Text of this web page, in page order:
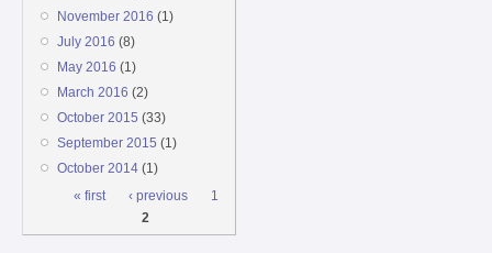
November 2016 (1)
July 2016 (8)
May 2016 (1)
March 2016 (2)
October 2015 (33)
September 2015 (1)
October 2014(1)
Pages« first ‹ previous
1
2